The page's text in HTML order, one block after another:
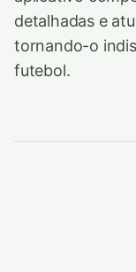
detalhadas e
tornando-o
futebol.